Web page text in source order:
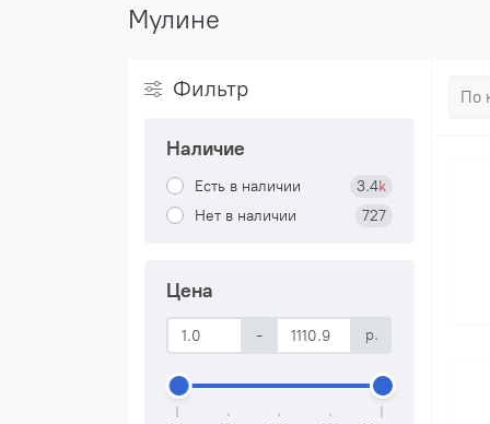
Мулине
Фильтр
Наличие
Есть в наличии 3.4k
Нет в наличии
727
Цена
- р.